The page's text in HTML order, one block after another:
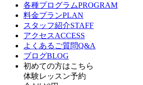
各種プログラムPROGRAM
料金プランPLAN
スタッフ紹介STAFF
アクセスACCESS
よくあるご質問Q&A
ブログBLOG
初めての方はこちら​
体験レッスン予約